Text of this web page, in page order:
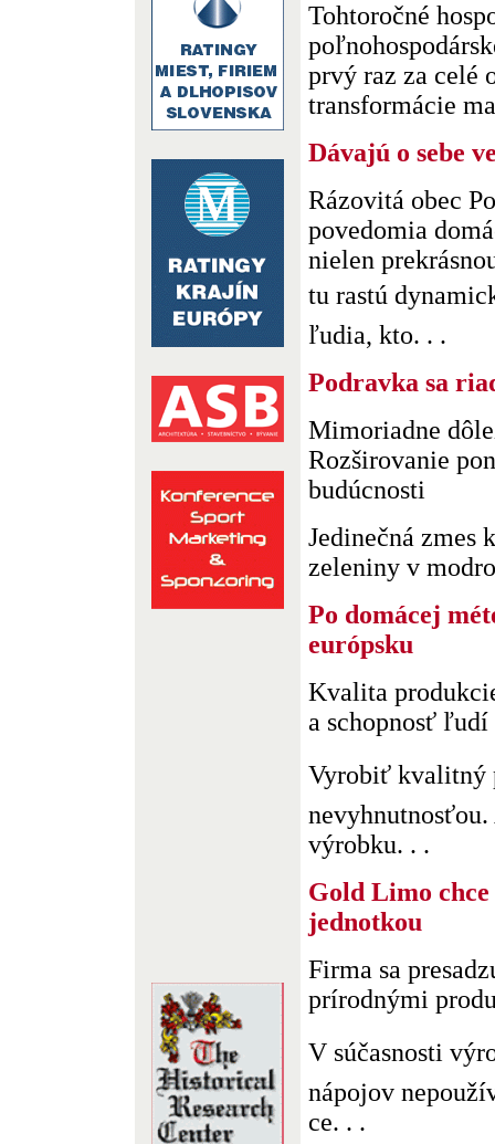
Tohtoročné
prvý raz za celé
transformácie
Dávajú o sebe
Rázovitá obec
povedomia
nielen
tu rastú
ľudia, kto. . .
Podravka sa
Mimoriadne
Rozširovanie
budúcnosti
Jedinečná zmes
zeleniny v
Po domácej
európsku
Kvalita
a schopnosť ľudí
Vyrobiť kvalitný
výrobku. . .
Gold Limo
jednotkou
Firma sa
prírodnými
V súčasnosti
nápojov
ce. . .